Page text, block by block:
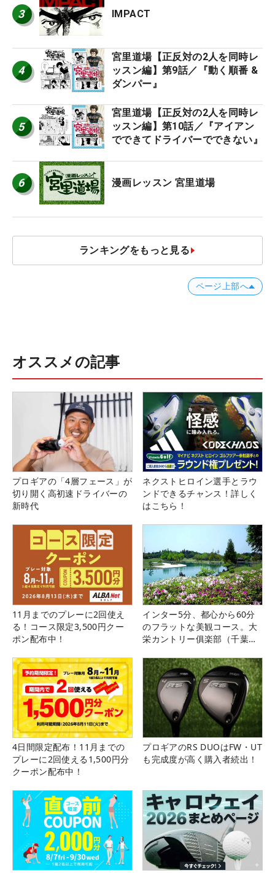
3 IMPACT
4
宮里道場【正反対の2人を同時レ
ッスン編】第9話／『動く順番 &
ダンパー』
5
宮里道場【正反対の2人を同時レ
ッスン編】第10話／『アイアン
でできてドライバーでできない』
6 漫画レッスン 宮里道場
ランキングをもっと見る
ページ上部へ
オススメの記事
プロギアの「4層フェース」が
切り開く高初速ドライバーの
新時代
ネクストヒロイン選手とラウ
ンドできるチャンス！詳しく
はこちら！
11月までのプレーに2回使え
る！コース限定3,500円クー
ポン配布中！
インター5分、都心から60分
のフラットな美観コース。大
栄カントリー俱楽部（千葉
4日間限定配布！11月までの
プレーに2回使える1,500円分
クーポン配布中！
プロギアのRS DUOはFW・UT
も完成度が高く購入者続出！